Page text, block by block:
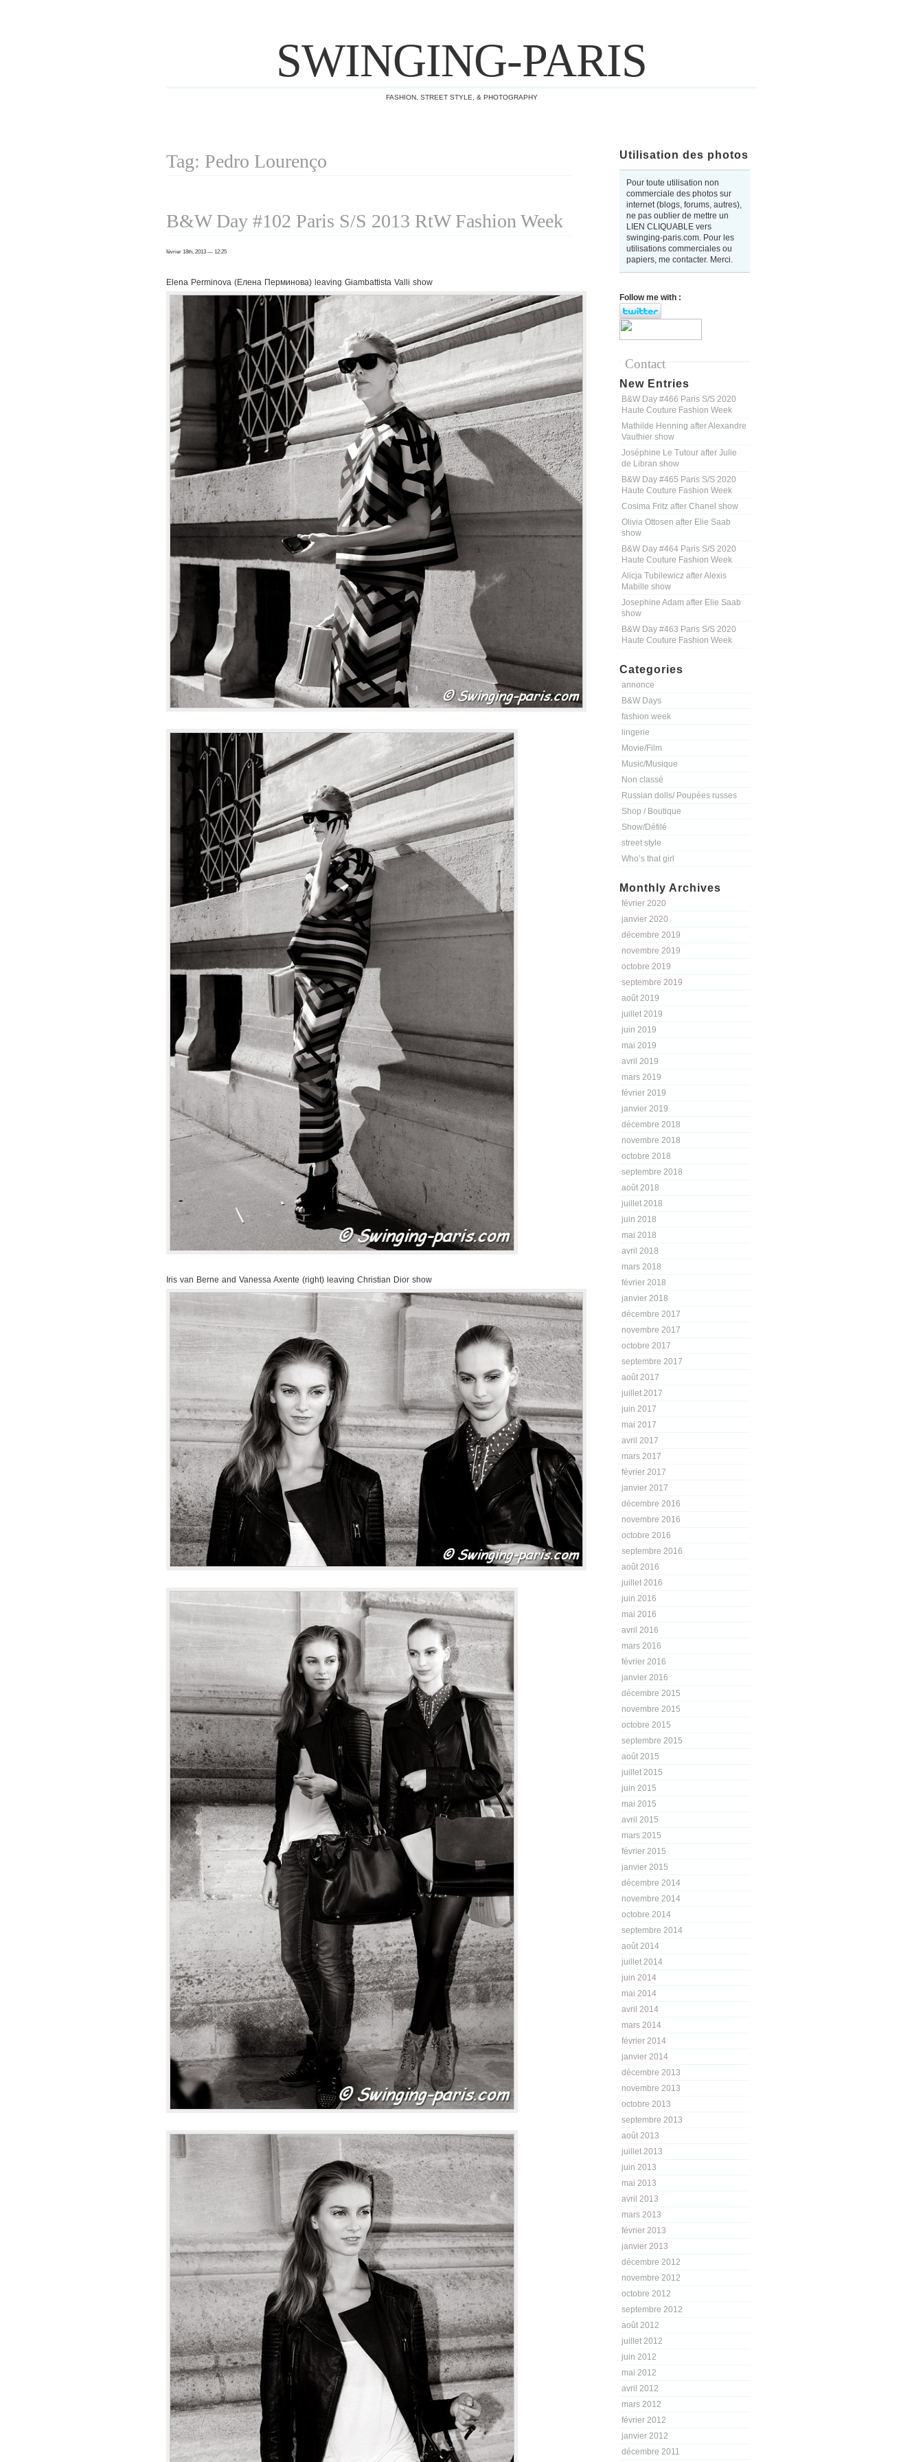
SWINGING-PARIS
FASHION, STREET STYLE, & PHOTOGRAPHY
Utilisation des photos
Pour toute utilisation non
commerciale des photos sur
internet (blogs, forums, autres),
ne pas oublier de mettre un
LIEN CLIQUABLE vers
swinging-paris.com. Pour les
utilisations commerciales ou
papiers, me contacter. Merci.
Follow me with :
Contact
New Entries
B&W Day #466 Paris S/S 2020
Haute Couture Fashion Week
Mathilde Henning after Alexandre
Vauthier show
Joséphine Le Tutour after Julie
de Libran show
B&W Day #465 Paris S/S 2020
Haute Couture Fashion Week
Cosima Fritz after Chanel show
Olivia Ottosen after Elie Saab
show
B&W Day #464 Paris S/S 2020
Haute Couture Fashion Week
Alicja Tubilewicz after Alexis
Mabille show
Josephine Adam after Elie Saab
show
B&W Day #463 Paris S/S 2020
Haute Couture Fashion Week
Categories
annonce
B&W Days
fashion week
lingerie
Movie/Film
Music/Musique
Non classé
Russian dolls/ Poupées russes
Shop / Boutique
Show/Défilé
street style
Who’s that girl
Monthly Archives
février 2020
janvier 2020
décembre 2019
novembre 2019
octobre 2019
septembre 2019
août 2019
juillet 2019
juin 2019
mai 2019
avril 2019
mars 2019
février 2019
janvier 2019
décembre 2018
novembre 2018
octobre 2018
septembre 2018
août 2018
juillet 2018
juin 2018
mai 2018
avril 2018
mars 2018
février 2018
janvier 2018
décembre 2017
novembre 2017
octobre 2017
septembre 2017
août 2017
juillet 2017
juin 2017
mai 2017
avril 2017
mars 2017
février 2017
janvier 2017
décembre 2016
novembre 2016
octobre 2016
septembre 2016
août 2016
juillet 2016
juin 2016
mai 2016
avril 2016
mars 2016
février 2016
janvier 2016
décembre 2015
novembre 2015
octobre 2015
septembre 2015
août 2015
juillet 2015
juin 2015
mai 2015
avril 2015
mars 2015
février 2015
janvier 2015
décembre 2014
novembre 2014
octobre 2014
septembre 2014
août 2014
juillet 2014
juin 2014
mai 2014
avril 2014
mars 2014
février 2014
janvier 2014
décembre 2013
novembre 2013
octobre 2013
septembre 2013
août 2013
juillet 2013
juin 2013
mai 2013
avril 2013
mars 2013
février 2013
janvier 2013
décembre 2012
novembre 2012
octobre 2012
septembre 2012
août 2012
juillet 2012
juin 2012
mai 2012
avril 2012
mars 2012
février 2012
janvier 2012
décembre 2011
Tag: Pedro Lourenço
B&W Day #102 Paris S/S 2013 RtW Fashion Week
février 18th, 2013 — 12:25
Elena Perminova (Елена Перминова) leaving Giambattista Valli show
Iris van Berne and Vanessa Axente (right) leaving Christian Dior show